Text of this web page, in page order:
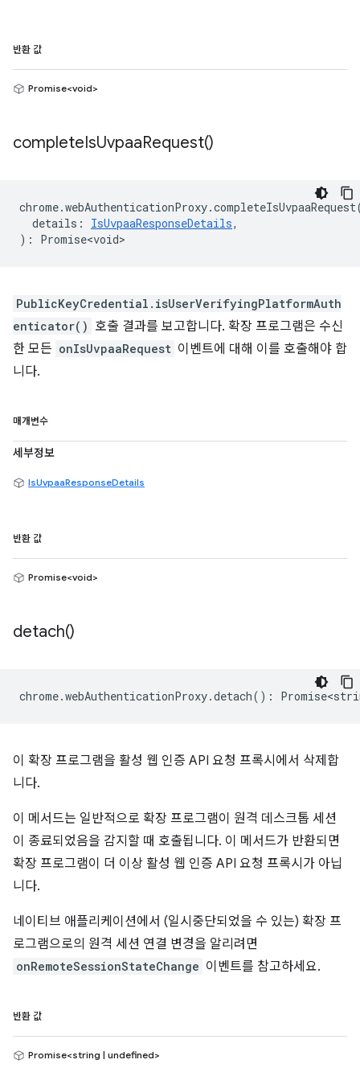
반환 값
Promise<void>
completeIsUvpaaRequest()
chrome.webAuthenticationProxy.completeIsUvpaaRequest
details : IsUvpaaResponseDetails,
) : Promise<void>
PublicKeyCredential.isUserVerifyingPlatformAuth
enticator() 호출 결과를 보고합니다. 확장 프로그램은 수신
한 모든 onIsUvpaaRequest 이벤트에 대해 이를 호출해야 합
니다.
매개변수
세부정보
IsUvpaaResponseDetails
반환 값
Promise<void>
detach()
chrome.webAuthenticationProxy.detach() :
이 확장 프로그램을 활성 웹 인증 API 요청 프록시에서 삭제합
니다.
이 메서드는 일반적으로 확장 프로그램이 원격 데스크톱 세션
이 종료되었음을 감지할 때 호출됩니다. 이 메서드가 반환되면
확장 프로그램이 더 이상 활성 웹 인증 API 요청 프록시가 아닙
니다.
네이티브 애플리케이션에서 (일시중단되었을 수 있는) 확장 프
로그램으로의 원격 세션 연결 변경을 알리려면
onRemoteSessionStateChange 이벤트를 참고하세요.
반환 값
Promise<string | undefined>